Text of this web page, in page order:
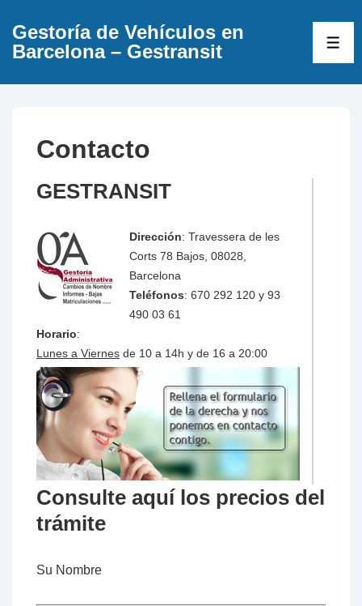
Saltar
Gestoría de Vehículos en
Barcelona – Gestransit
Contacto
GESTRANSIT
Dirección: Travessera de les
Corts 78 Bajos, 08028,
Barcelona
Teléfonos: 670 292 120 y 93
490 03 61
Horario:
Lunes a Viernes de 10 a 14h y de 16 a 20:00
Consulte aquí los precios del
trámite
Su Nombre